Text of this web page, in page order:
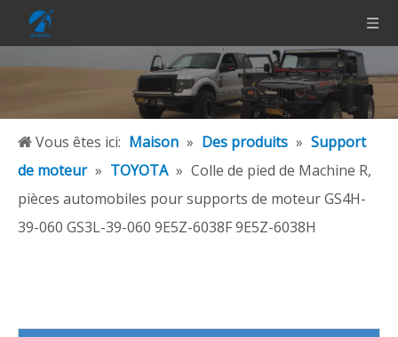
Vous êtes ici: Maison » Des produits » Support
de moteur » TOYOTA » Colle de pied de Machine R,
pièces automobiles pour supports de moteur GS4H-
39-060 GS3L-39-060 9E5Z-6038F 9E5Z-6038H